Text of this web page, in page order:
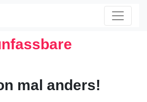
mal anders!